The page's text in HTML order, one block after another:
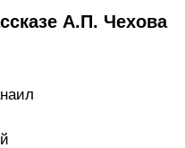
А.П. Чехова